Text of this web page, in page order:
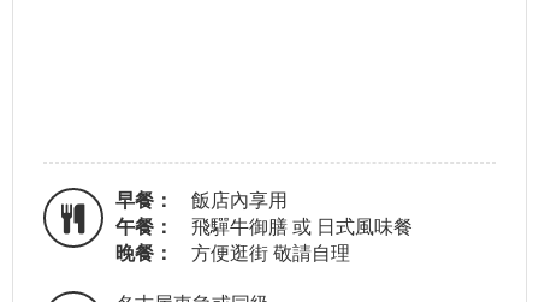
早餐：
飯店內享用
午餐：
飛驒牛御膳 或 日式風味餐
晚餐：
方便逛街 敬請自理